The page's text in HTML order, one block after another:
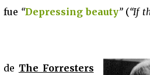
fue “Depressing beauty”(“If
de The Forresters